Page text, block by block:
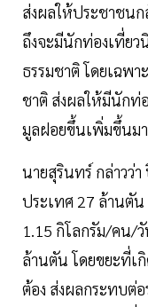
ส่งผลให้ประชาชนก
ถึงจะมีนักท่องเที่ยว
ธรรมชาติ โดยเฉพ
ชาติ ส่งผลให้มีนักท่
มูลฝอยขึ้นเพิ่มขึ้นม
นายสุรินทร์ กล่าวว่
ประเทศ 27 ล้านตัน
1.15 กิโลกรัม/คน/
ล้านตัน โดยขยะที่เ
ต้อง ส่งผลกระทบต่